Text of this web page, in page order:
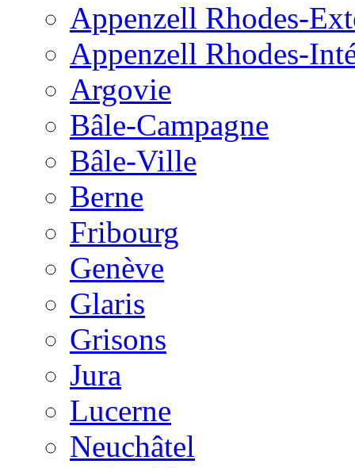
Appenzell Rhodes-
Appenzell Rhodes-
Argovie
Bâle-Campagne
Bâle-Ville
Berne
Fribourg
Genève
Glaris
Grisons
Jura
Lucerne
Neuchâtel